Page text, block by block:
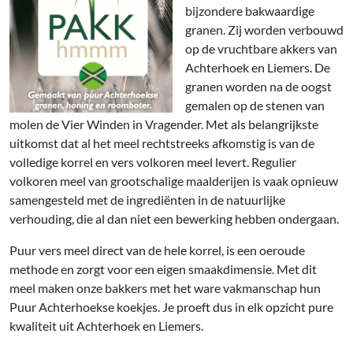
bijzondere bakwaardige
granen. Zij worden verbouwd
op de vruchtbare akkers van
Achterhoek en Liemers. De
granen worden na de oogst
gemalen op de stenen van
molen de Vier Winden in Vragender. Met als belangrijkste
uitkomst dat al het meel rechtstreeks afkomstig is van de
volledige korrel en vers volkoren meel levert. Regulier
volkoren meel van grootschalige maalderijen is vaak opnieuw
samengesteld met de ingrediënten in de natuurlijke
verhouding, die al dan niet een bewerking hebben ondergaan.
Puur vers meel direct van de hele korrel, is een oeroude
methode en zorgt voor een eigen smaakdimensie. Met dit
meel maken onze bakkers met het ware vakmanschap hun
Puur Achterhoekse koekjes. Je proeft dus in elk opzicht pure
kwaliteit uit Achterhoek en Liemers.